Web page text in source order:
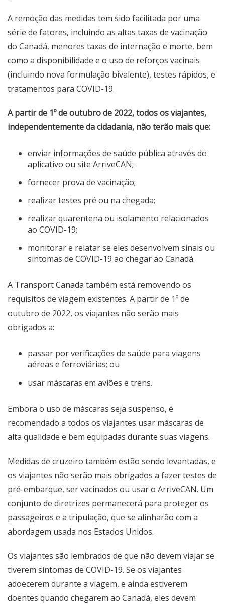
A remoção das medidas tem sido facilitada por uma
série de fatores, incluindo as altas taxas de vacinação
do Canadá, menores taxas de internação e morte, bem
como a disponibilidade e o uso de reforços vacinais
(incluindo nova formulação bivalente), testes rápidos, e
tratamentos para COVID-19.
A partir de 1º de outubro de 2022, todos os viajantes,
independentemente da cidadania, não terão mais que:
enviar informações de saúde pública através do
aplicativo ou site ArriveCAN;
fornecer prova de vacinação;
realizar testes pré ou na chegada;
realizar quarentena ou isolamento relacionados
ao COVID-19;
monitorar e relatar se eles desenvolvem sinais ou
sintomas de COVID-19 ao chegar ao Canadá.
A Transport Canada também está removendo os
requisitos de viagem existentes. A partir de 1º de
outubro de 2022, os viajantes não serão mais
obrigados a:
passar por verificações de saúde para viagens
aéreas e ferroviárias; ou
usar máscaras em aviões e trens.
Embora o uso de máscaras seja suspenso, é
recomendado a todos os viajantes usar máscaras de
alta qualidade e bem equipadas durante suas viagens.
Medidas de cruzeiro também estão sendo levantadas, e
os viajantes não serão mais obrigados a fazer testes de
pré-embarque, ser vacinados ou usar o ArriveCAN. Um
conjunto de diretrizes permanecerá para proteger os
passageiros e a tripulação, que se alinharão com a
abordagem usada nos Estados Unidos.
Os viajantes são lembrados de que não devem viajar se
tiverem sintomas de COVID-19. Se os viajantes
adoecerem durante a viagem, e ainda estiverem
doentes quando chegarem ao Canadá, eles devem